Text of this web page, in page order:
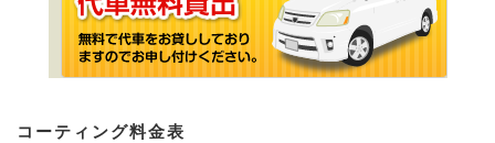
コーティング料金表